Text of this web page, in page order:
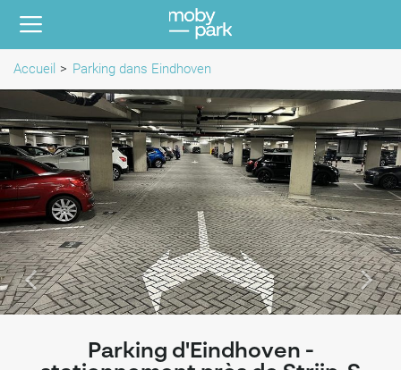
Accueil Parking dans Eindhoven
Parking d'Eindhoven -